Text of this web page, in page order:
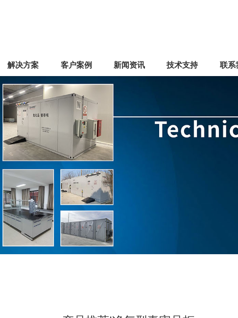
解决方案 客户案例 新闻资讯 技术支持 联系